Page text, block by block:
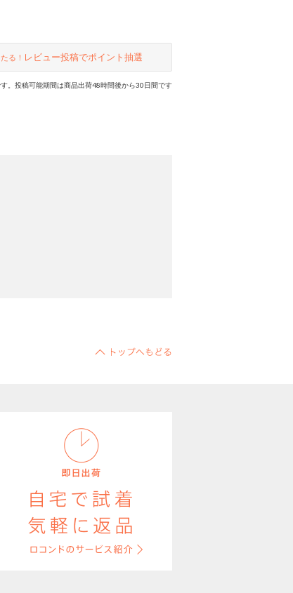
る！ レビュー投稿でポイント抽選
。投稿可能期間は商品出荷48時間後から30日間です